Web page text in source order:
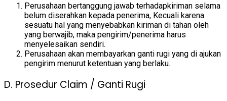
Perusahaan bertanggung jawab terhadapkiriman selama
belum diserahkan kepada penerima, Kecuali karena
sesuatu hal yang menyebabkan kiriman di tahan oleh
yang berwajib, maka pengirim/penerima harus
menyelesaikan sendiri.
Perusahaan akan membayarkan ganti rugi yang di ajukan
pengirim menurut ketentuan yang berlaku.
D. Prosedur Claim / Ganti Rugi